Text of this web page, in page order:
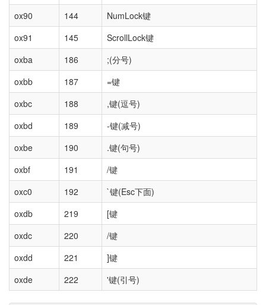
ox90
144
NumLock键
ox91
145
ScrollLock键
oxba
186
;(分号)
oxbb
187
=键
oxbc
188
,键(逗号)
oxbd
189
-键(减号)
oxbe
190
.键(句号)
oxbf
191
/键
oxc0
192
`键(Esc下面)
oxdb
219
[键
oxdc
220
/键
oxdd
221
]键
oxde
222 '键(引号)